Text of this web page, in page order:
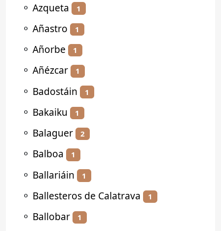
⚬ Azqueta 1
⚬ Añastro 1
⚬ Añorbe 1
⚬ Añézcar 1
⚬ Badostáin 1
⚬ Bakaiku 1
⚬ Balaguer 2
⚬ Balboa 1
⚬ Ballariáin 1
⚬ Ballesteros de Calatrava 1
⚬ Ballobar 1